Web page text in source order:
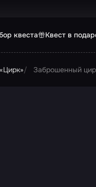
квеста Квест в
Заброшенный